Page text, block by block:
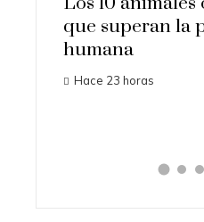
que superan la
humana
Hace 23 horas